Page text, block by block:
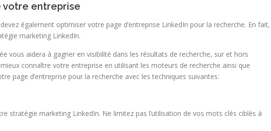
votre entreprise
également optimiser votre page d’entreprise LinkedIn pour la recherche. En fait,
marketing LinkedIn.
vous aidera à gagner en visibilité dans les résultats de recherche, sur et hors
connaître votre entreprise en utilisant les moteurs de recherche ainsi que
page d’entreprise pour la recherche avec les techniques suivantes:
stratégie marketing LinkedIn. Ne limitez pas l’utilisation de vos mots clés ciblés à